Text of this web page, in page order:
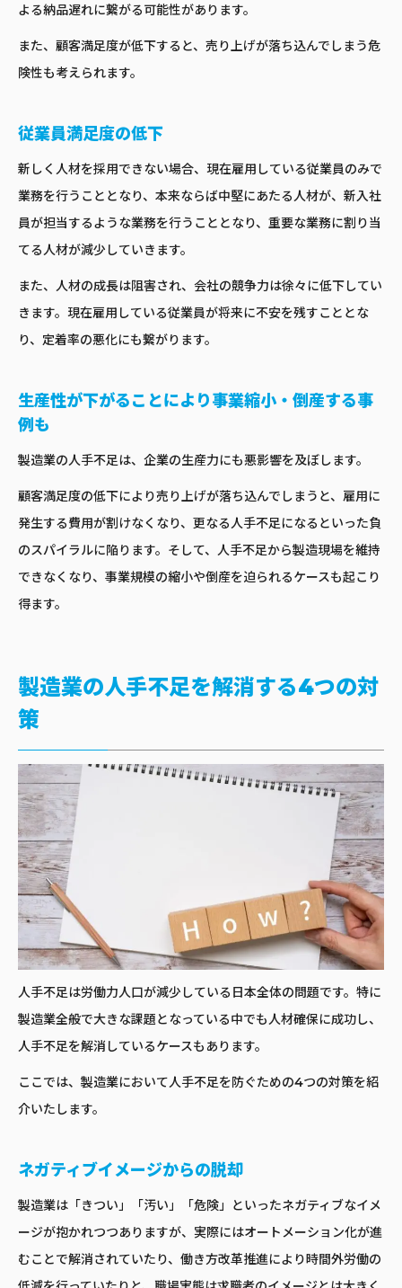
よる納品遅れに繋がる可能性があります。
また、顧客満足度が低下すると、売り上げが落ち込んでしまう危
険性も考えられます。
従業員満足度の低下
新しく人材を採用できない場合、現在雇用している従業員のみで
業務を行うこととなり、本来ならば中堅にあたる人材が、新入社
員が担当するような業務を行うこととなり、重要な業務に割り当
てる人材が減少していきます。
また、人材の成長は阻害され、会社の競争力は徐々に低下してい
きます。現在雇用している従業員が将来に不安を残すこととな
り、定着率の悪化にも繋がります。
生産性が下がることにより事業縮小・倒産する事
例も
製造業の人手不足は、企業の生産力にも悪影響を及ぼします。
顧客満足度の低下により売り上げが落ち込んでしまうと、雇用に
発生する費用が割けなくなり、更なる人手不足になるといった負
のスパイラルに陥ります。そして、人手不足から製造現場を維持
できなくなり、事業規模の縮小や倒産を迫られるケースも起こり
得ます。
製造業の人手不足を解消する4つの対
策
人手不足は労働力人口が減少している日本全体の問題です。特に
製造業全般で大きな課題となっている中でも人材確保に成功し、
人手不足を解消しているケースもあります。
ここでは、製造業において人手不足を防ぐための4つの対策を紹
介いたします。
ネガティブイメージからの脱却
製造業は「きつい」「汚い」「危険」といったネガティブなイメ
ージが抱かれつつありますが、実際にはオートメーション化が進
むことで解消されていたり、働き方改革推進により時間外労働の